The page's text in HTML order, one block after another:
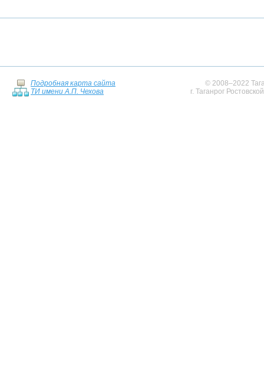
Подробная карта сайта
ТИ имени А.П. Чехова
© 2008–2022
г. Таганрог